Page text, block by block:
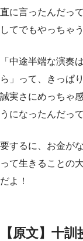
直に言ったんだっ
してでもやっちゃ
「中途半端な演奏
ら」って、きっぱ
誠実さにめっちゃ
うになったんだって
要するに、お金が
って生きることの
だよ！
【原文】十